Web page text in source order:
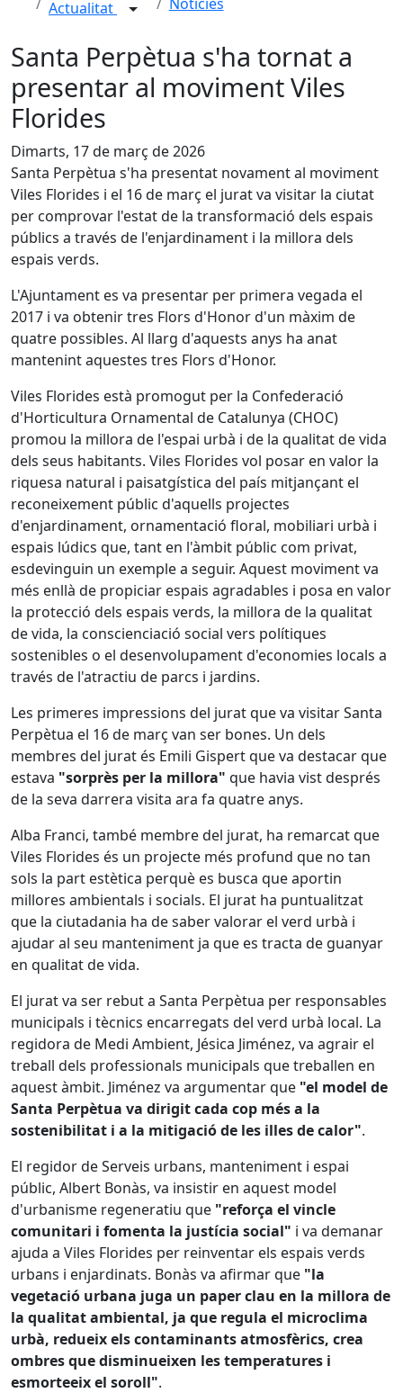
Actualitat
Santa Perpètua s'ha tornat a
presentar al moviment Viles
Florides
Dimarts, 17 de març de 2026
Santa Perpètua s'ha presentat novament al moviment
Viles Florides i el 16 de març el jurat va visitar la ciutat
per comprovar l'estat de la transformació dels espais
públics a través de l'enjardinament i la millora dels
espais verds.
L'Ajuntament es va presentar per primera vegada el
2017 i va obtenir tres Flors d'Honor d'un màxim de
quatre possibles. Al llarg d'aquests anys ha anat
mantenint aquestes tres Flors d'Honor.
Viles Florides està promogut per la Confederació
d'Horticultura Ornamental de Catalunya (CHOC)
promou la millora de l'espai urbà i de la qualitat de vida
dels seus habitants. Viles Florides vol posar en valor la
riquesa natural i paisatgística del país mitjançant el
reconeixement públic d'aquells projectes
d'enjardinament, ornamentació floral, mobiliari urbà i
espais lúdics que, tant en l'àmbit públic com privat,
esdevinguin un exemple a seguir. Aquest moviment va
més enllà de propiciar espais agradables i posa en valor
la protecció dels espais verds, la millora de la qualitat
de vida, la conscienciació social vers polítiques
sostenibles o el desenvolupament d'economies locals a
través de l'atractiu de parcs i jardins.
Les primeres impressions del jurat que va visitar Santa
Perpètua el 16 de març van ser bones. Un dels
membres del jurat és Emili Gispert que va destacar que
estava "sorprès per la millora" que havia vist després
de la seva darrera visita ara fa quatre anys.
Alba Franci, també membre del jurat, ha remarcat que
Viles Florides és un projecte més profund que no tan
sols la part estètica perquè es busca que aportin
millores ambientals i socials. El jurat ha puntualitzat
que la ciutadania ha de saber valorar el verd urbà i
ajudar al seu manteniment ja que es tracta de guanyar
en qualitat de vida.
El jurat va ser rebut a Santa Perpètua per responsables
municipals i tècnics encarregats del verd urbà local. La
regidora de Medi Ambient, Jésica Jiménez, va agrair el
treball dels professionals municipals que treballen en
aquest àmbit. Jiménez va argumentar que "el model de
Santa Perpètua va dirigit cada cop més a la
sostenibilitat i a la mitigació de les illes de calor".
El regidor de Serveis urbans, manteniment i espai
públic, Albert Bonàs, va insistir en aquest model
d'urbanisme regeneratiu que "reforça el vincle
comunitari i fomenta la justícia social" i va demanar
ajuda a Viles Florides per reinventar els espais verds
urbans i enjardinats. Bonàs va afirmar que "la
vegetació urbana juga un paper clau en la millora de
la qualitat ambiental, ja que regula el microclima
urbà, redueix els contaminants atmosfèrics, crea
ombres que disminueixen les temperatures i
esmorteeix el soroll".